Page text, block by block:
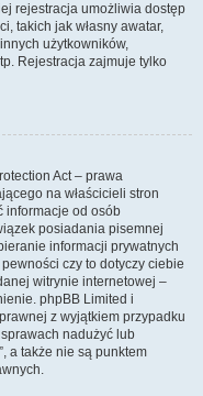
rejestracja umożliwia dostęp
takich jak własny awatar,
użytkowników,
Rejestracja zajmuje tylko
Act – prawa
na właścicieli stron
informacje od osób
posiadania pisemnej
informacji prywatnych
czy to dotyczy ciebie
witrynie internetowej –
phpBB Limited i
z wyjątkiem przypadku
nadużyć lub
a także nie są punktem